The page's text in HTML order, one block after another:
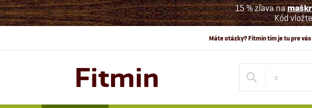
Prejsť
na
obsah
15 % zľava na
Kód